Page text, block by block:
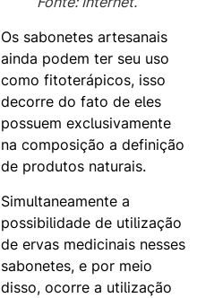
Os sabonetes artesanais
ainda podem ter seu uso
como fitoterápicos, isso
decorre do fato de eles
possuem exclusivamente
na composição a definição
de produtos naturais.
Simultaneamente a
possibilidade de utilização
de ervas medicinais nesses
sabonetes, e por meio
disso, ocorre a utilização